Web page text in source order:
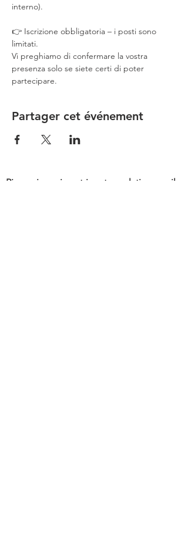
interno).
👉 Iscrizione obbligatoria – i posti sono
limitati.
Vi preghiamo di confermare la vostra
presenza solo se siete certi di poter
partecipare.
Partager cet événement
Ringraziamo i nostri partner platino per il